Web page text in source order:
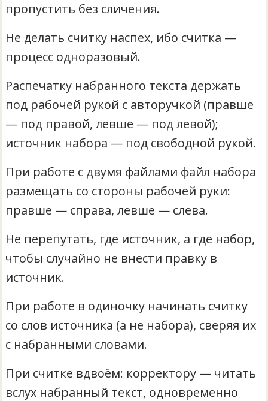
пропустить без сличения.
Не делать считку наспех, ибо считка —
процесс одноразовый.
Распечатку набранного текста держать
под рабочей рукой с авторучкой (правше
— под правой, левше — под левой);
источник набора — под свободной рукой.
При работе с двумя файлами файл набора
размещать со стороны рабочей руки:
правше — справа, левше — слева.
Не перепутать, где источник, а где набор,
чтобы случайно не внести правку в
источник.
При работе в одиночку начинать считку
со слов источника (а не набора), сверяя их
с набранными словами.
При считке вдвоём: корректору — читать
вслух набранный текст, одновременно